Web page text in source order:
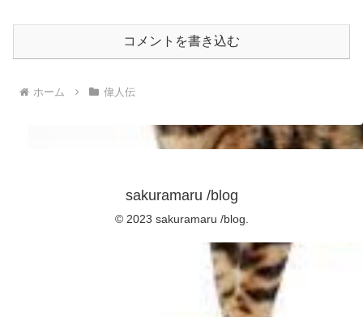
コメントを書き込む
ホーム 偉人伝
sakuramaru /blog
© 2023 sakuramaru /blog.